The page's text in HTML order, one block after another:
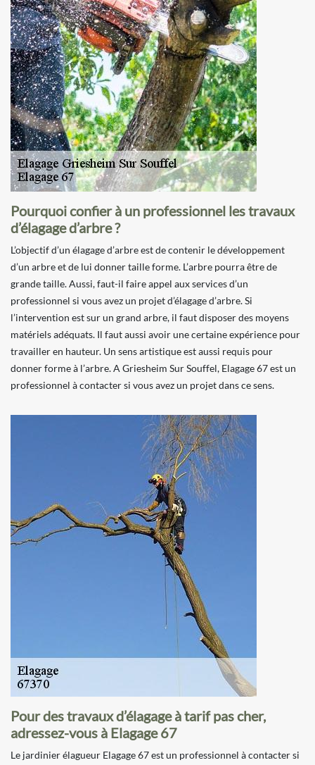
Pourquoi confier à un professionnel les travaux
d’élagage d’arbre ?
L’objectif d’un élagage d’arbre est de contenir le développement
d’un arbre et de lui donner taille forme. L’arbre pourra être de
grande taille. Aussi, faut-il faire appel aux services d’un
professionnel si vous avez un projet d’élagage d’arbre. Si
l’intervention est sur un grand arbre, il faut disposer des moyens
matériels adéquats. Il faut aussi avoir une certaine expérience pour
travailler en hauteur. Un sens artistique est aussi requis pour
donner forme à l’arbre. A Griesheim Sur Souffel, Elagage 67 est un
professionnel à contacter si vous avez un projet dans ce sens.
Pour des travaux d’élagage à tarif pas cher,
adressez-vous à Elagage 67
Le jardinier élagueur Elagage 67 est un professionnel à contacter si